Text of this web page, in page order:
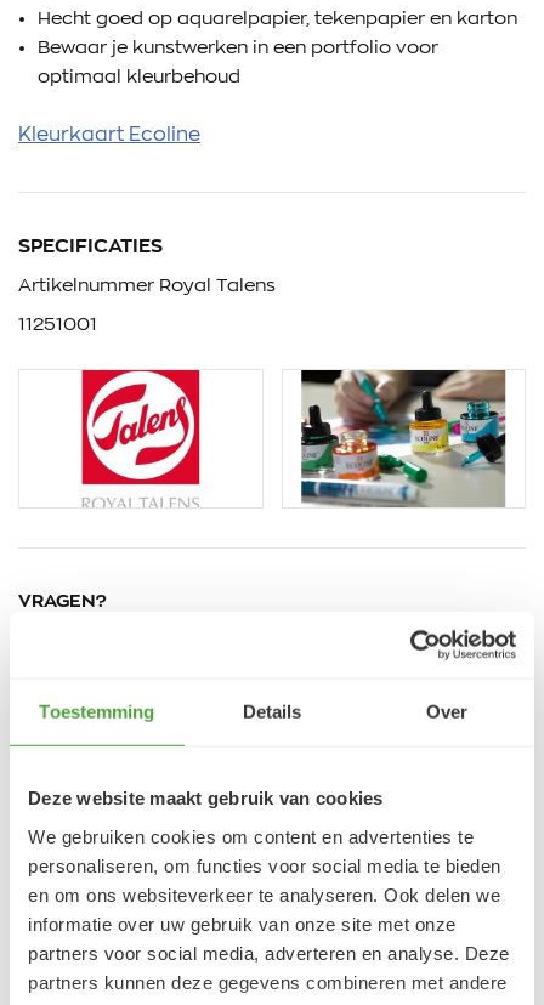
Toestemming Details Over
Deze website maakt gebruik van cookies
We gebruiken cookies om content en advertenties te
personaliseren, om functies voor social media te bieden
en om ons websiteverkeer te analyseren. Ook delen we
informatie over uw gebruik van onze site met onze
partners voor social media, adverteren en analyse. Deze
partners kunnen deze gegevens combineren met andere
Hecht goed op aquarelpapier, tekenpapier en karton
Bewaar je kunstwerken in een portfolio voor
optimaal kleurbehoud
Kleurkaart Ecoline
SPECIFICATIES
Artikelnummer Royal Talens
11251001
VRAGEN?
Klantbeoordelingen
9.5/10 (1365 beoordelingen)
5/5
Danielle ROCH